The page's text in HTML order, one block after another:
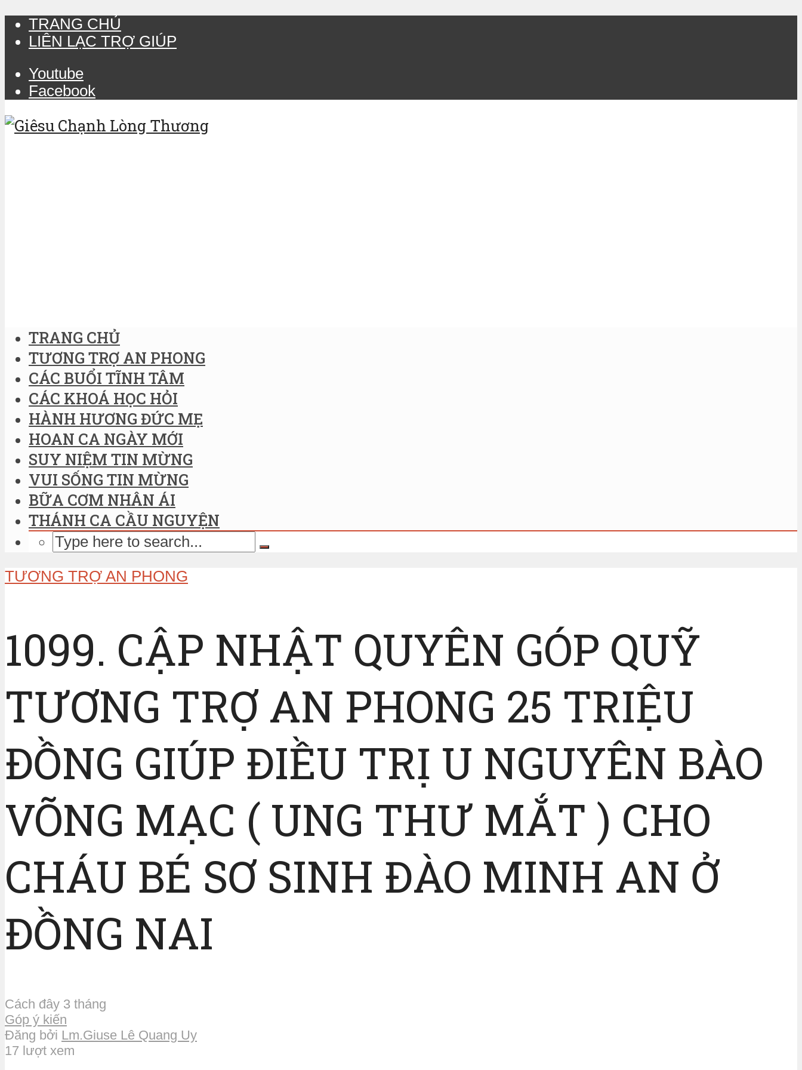
TRANG CHỦ
LIÊN LẠC TRỢ GIÚP
Youtube
Facebook
TRANG CHỦ
TƯƠNG TRỢ AN PHONG
CÁC BUỔI TĨNH TÂM
CÁC KHOÁ HỌC HỎI
HÀNH HƯƠNG ĐỨC MẸ
HOAN CA NGÀY MỚI
SUY NIỆM TIN MỪNG
VUI SỐNG TIN MỪNG
BỮA CƠM NHÂN ÁI
THÁNH CA CẦU NGUYỆN
TƯƠNG TRỢ AN PHONG
1099. CẬP NHẬT QUYÊN GÓP QUỸ
TƯƠNG TRỢ AN PHONG 25 TRIỆU
ĐỒNG GIÚP ĐIỀU TRỊ U NGUYÊN BÀO
VÕNG MẠC ( UNG THƯ MẮT ) CHO
CHÁU BÉ SƠ SINH ĐÀO MINH AN Ở
ĐỒNG NAI
Cách đây 3 tháng
Góp ý kiến
Đăng bởi Lm.Giuse Lê Quang Uy
17 lượt xem